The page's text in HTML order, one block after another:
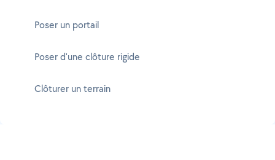
Poser un portail
Poser d'une clôture rigide
Clôturer un terrain